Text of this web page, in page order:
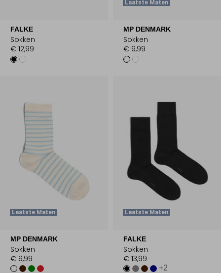
FALKE
Sokken
€ 12,99
Laatste Maten
MP DENMARK
Sokken
€ 9,99
Laatste Maten
MP DENMARK
Sokken
€ 9,99
Laatste Maten
FALKE
Sokken
€ 13,99
+2